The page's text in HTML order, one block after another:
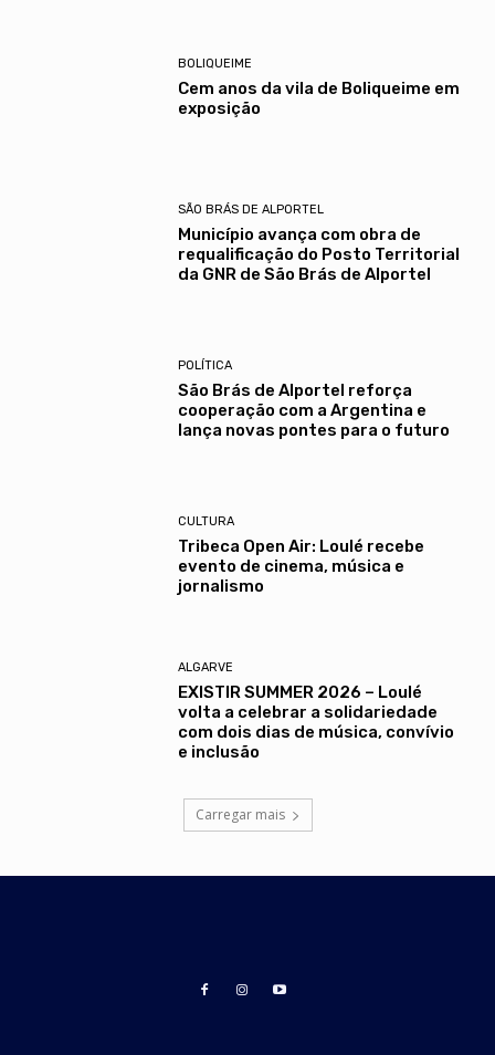
BOLIQUEIME
Cem anos da vila de Boliqueime em
exposição
SÃO BRÁS DE ALPORTEL
Município avança com obra de
requalificação do Posto Territorial
da GNR de São Brás de Alportel
POLÍTICA
São Brás de Alportel reforça
cooperação com a Argentina e
lança novas pontes para o futuro
CULTURA
Tribeca Open Air: Loulé recebe
evento de cinema, música e
jornalismo
ALGARVE
EXISTIR SUMMER 2026 – Loulé
volta a celebrar a solidariedade
com dois dias de música, convívio
e inclusão
Carregar mais